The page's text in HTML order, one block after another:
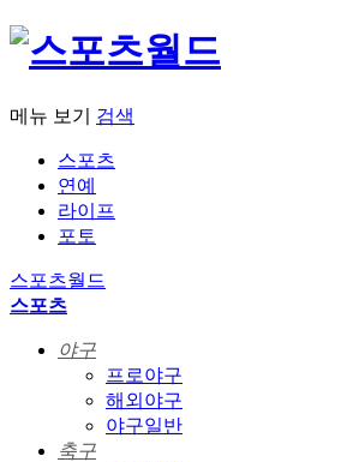
메뉴 보기 검색
스포츠
연예
라이프
포토
스포츠월드
스포츠
야구
프로야구
해외야구
야구일반
축구